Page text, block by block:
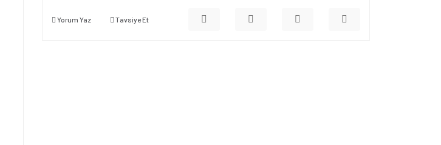
Yorum Yaz Tavsiye Et